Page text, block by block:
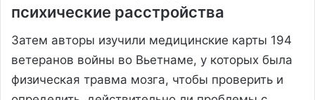
психические расстройства
Затем авторы изучили медицинские карты 194
ветеранов войны во Вьетнаме, у которых была
физическая травма мозга, чтобы проверить и